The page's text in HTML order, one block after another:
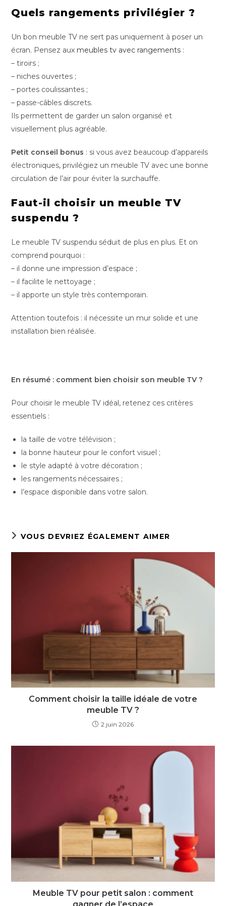
Quels rangements privilégier ?
Un bon meuble TV ne sert pas uniquement à poser un
écran. Pensez aux meubles tv avec rangements :
– tiroirs ;
– niches ouvertes ;
– portes coulissantes ;
– passe-câbles discrets.
Ils permettent de garder un salon organisé et
visuellement plus agréable.
Petit conseil bonus : si vous avez beaucoup d’appareils
électroniques, privilégiez un meuble TV avec une bonne
circulation de l’air pour éviter la surchauffe.
Faut-il choisir un meuble TV
suspendu ?
Le meuble TV suspendu séduit de plus en plus. Et on
comprend pourquoi :
– il donne une impression d’espace ;
– il facilite le nettoyage ;
– il apporte un style très contemporain.
Attention toutefois : il nécessite un mur solide et une
installation bien réalisée.
En résumé : comment bien choisir son meuble TV ?
Pour choisir le meuble TV idéal, retenez ces critères
essentiels :
la taille de votre télévision ;
la bonne hauteur pour le confort visuel ;
le style adapté à votre décoration ;
les rangements nécessaires ;
l’espace disponible dans votre salon.
VOUS DEVRIEZ ÉGALEMENT AIMER
Comment choisir la taille idéale de votre
meuble TV ?
2 juin 2026
Meuble TV pour petit salon : comment